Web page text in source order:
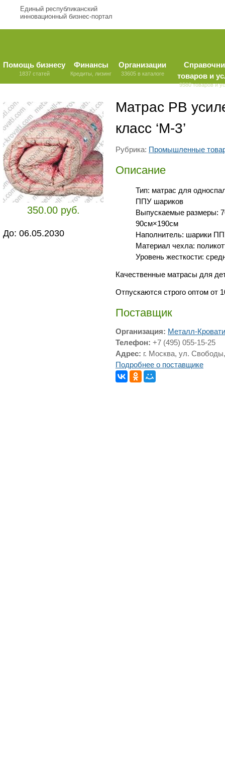
Единый республиканский
инновационный бизнес-портал
Помощь бизнесу
1837 статей
Финансы
Кредиты, лизинг
Организации
33605 в каталоге
товаров и
9580 товаров и
350.00 руб.
До: 06.05.2030
Матрас РВ
класс ‘М-3’
Рубрика: Промышленные
Описание
Тип: матрас для
ППУ шариков
Выпускаемые размеры:
90см×190см
Наполнитель: шарики
Материал чехла:
Уровень жесткости:
Качественные матрасы для
Отпускаются строго оптом от
Поставщик
Организация: Металл-Кровати
Телефон: +7 (495) 055-15-25
Адрес: г. Москва, ул.
Подробнее о поставщике